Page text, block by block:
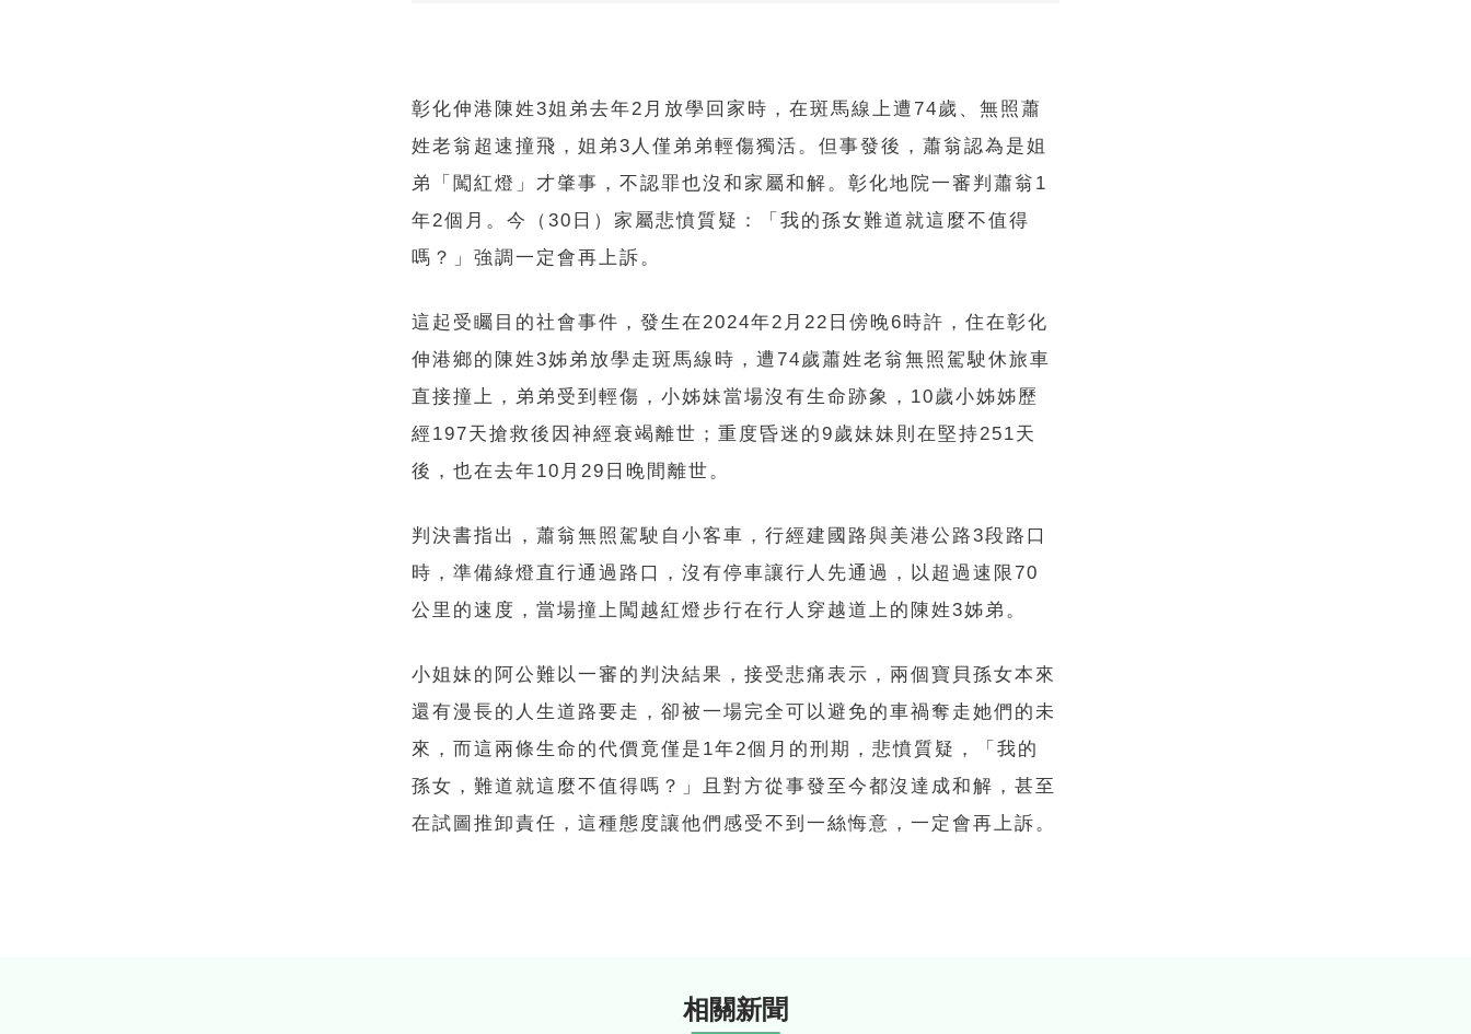
彰化伸港陳姓3姐弟去年2月放學回家時，在斑馬線上遭74歲、無照蕭
姓老翁超速撞飛，姐弟3人僅弟弟輕傷獨活。但事發後，蕭翁認為是姐
弟「闖紅燈」才肇事，不認罪也沒和家屬和解。彰化地院一審判蕭翁1
年2個月。今（30日）家屬悲憤質疑：「我的孫女難道就這麼不值得
嗎？」強調一定會再上訴。
這起受矚目的社會事件，發生在2024年2月22日傍晚6時許，住在彰化
伸港鄉的陳姓3姊弟放學走斑馬線時，遭74歲蕭姓老翁無照駕駛休旅車
直接撞上，弟弟受到輕傷，小姊妹當場沒有生命跡象，10歲小姊姊歷
經197天搶救後因神經衰竭離世；重度昏迷的9歲妹妹則在堅持251天
後，也在去年10月29日晚間離世。
判決書指出，蕭翁無照駕駛自小客車，行經建國路與美港公路3段路口
時，準備綠燈直行通過路口，沒有停車讓行人先通過，以超過速限70
公里的速度，當場撞上闖越紅燈步行在行人穿越道上的陳姓3姊弟。
小姐妹的阿公難以一審的判決結果，接受悲痛表示，兩個寶貝孫女本來
還有漫長的人生道路要走，卻被一場完全可以避免的車禍奪走她們的未
來，而這兩條生命的代價竟僅是1年2個月的刑期，悲憤質疑，「我的
孫女，難道就這麼不值得嗎？」且對方從事發至今都沒達成和解，甚至
在試圖推卸責任，這種態度讓他們感受不到一絲悔意，一定會再上訴。
相關新聞